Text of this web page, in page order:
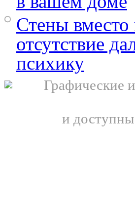
Стены вместо
отсутствие
психику
Графические
и доступны